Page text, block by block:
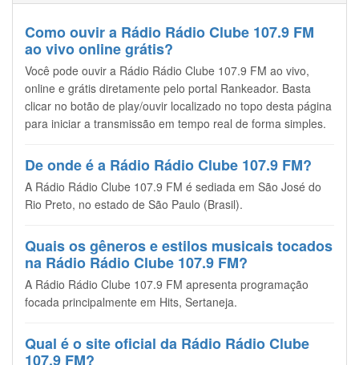
Como ouvir a Rádio Rádio Clube 107.9 FM
ao vivo online grátis?
Você pode ouvir a Rádio Rádio Clube 107.9 FM ao vivo,
online e grátis diretamente pelo portal Rankeador. Basta
clicar no botão de play/ouvir localizado no topo desta página
para iniciar a transmissão em tempo real de forma simples.
De onde é a Rádio Rádio Clube 107.9 FM?
A Rádio Rádio Clube 107.9 FM é sediada em São José do
Rio Preto, no estado de São Paulo (Brasil).
Quais os gêneros e estilos musicais tocados
na Rádio Rádio Clube 107.9 FM?
A Rádio Rádio Clube 107.9 FM apresenta programação
focada principalmente em Hits, Sertaneja.
Qual é o site oficial da Rádio Rádio Clube
107.9 FM?